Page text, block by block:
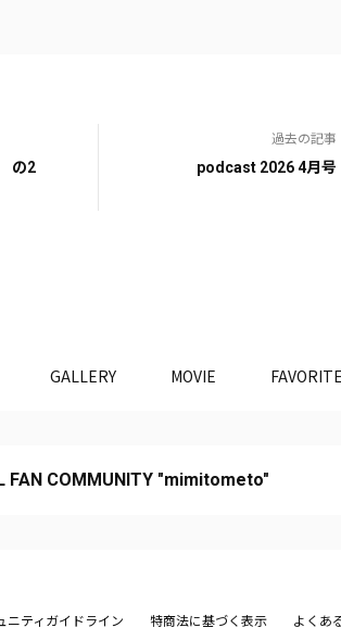
の2
過去の記事
podcast 2026 4月号
GALLERY MOVIE
FAN COMMUNITY "mimitometo"
ニティガイドライン 特商法に基づく表示 よくあ